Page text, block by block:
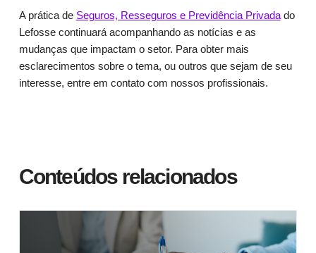
A prática de Seguros, Resseguros e Previdência Privadado
Lefosse continuará acompanhando as notícias e as
mudanças que impactam o setor. Para obter mais
esclarecimentos sobre o tema, ou outros que sejam de seu
interesse, entre em contato com nossos profissionais.
Conteúdos relacionados